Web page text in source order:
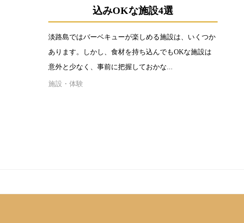
込みOKな施設4選
淡路島ではバーベキューが楽しめる施設は、いくつか
あります。しかし、食材を持ち込んでもOKな施設は
意外と少なく、事前に把握しておかな...
施設・体験